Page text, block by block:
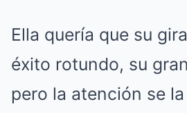
Ella quería que su
éxito rotundo, su
pero la atención se